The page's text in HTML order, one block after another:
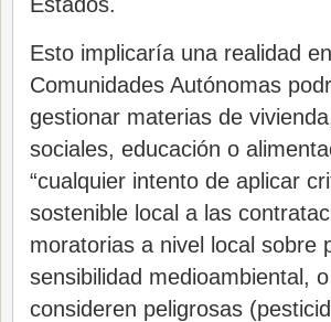
Esto implicaría una realidad
Comunidades Autónomas
gestionar materias de
sociales, educación o
“cualquier intento de aplicar
sostenible local a las
moratorias a nivel local sobre
sensibilidad medioambiental,
consideren peligrosas